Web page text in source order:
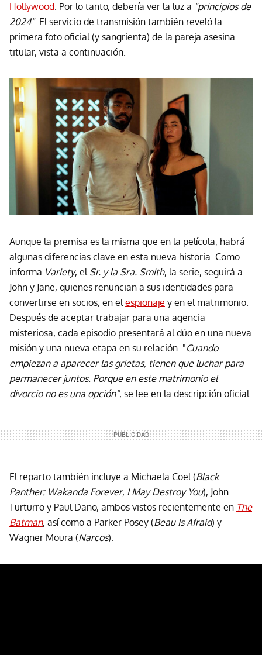
Hollywood. Por lo tanto, debería ver la luz a "principios de
2024". El servicio de transmisión también reveló la
primera foto oficial (y sangrienta) de la pareja asesina
titular, vista a continuación.
Aunque la premisa es la misma que en la película, habrá
algunas diferencias clave en esta nueva historia. Como
informa Variety, el Sr. y la Sra. Smith, la serie, seguirá a
John y Jane, quienes renuncian a sus identidades para
convertirse en socios, en elespionaje y en el matrimonio.
Después de aceptar trabajar para una agencia
misteriosa, cada episodio presentará al dúo en una nueva
misión y una nueva etapa en su relación. "Cuando
empiezan a aparecer las grietas, tienen que luchar para
permanecer juntos. Porque en este matrimonio el
divorcio no es una opción", se lee en la descripción oficial.
El reparto también incluye a Michaela Coel (Black
Panther: Wakanda Forever, I May Destroy You), John
Turturro y Paul Dano, ambos vistos recientemente en The
Batman, así como a Parker Posey (Beau Is Afraid) y
Wagner Moura (Narcos).